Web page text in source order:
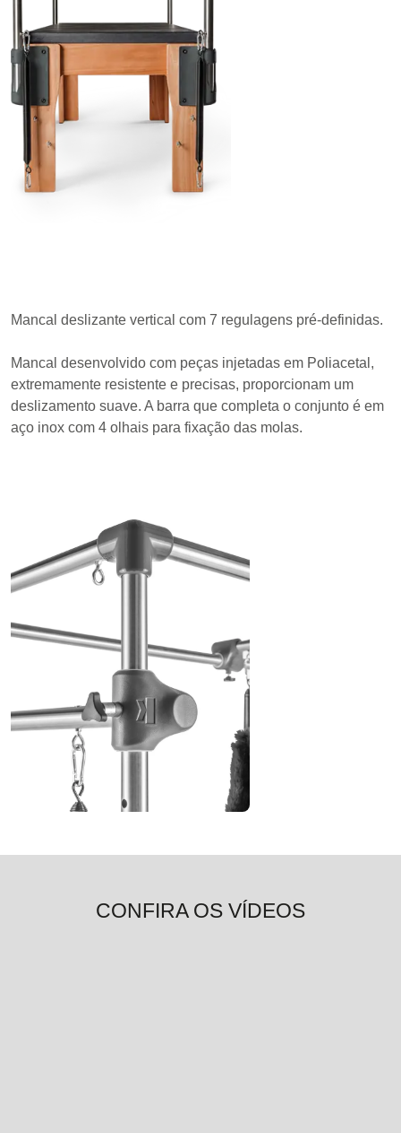
Mancal deslizante vertical com 7 regulagens pré-definidas.
Mancal desenvolvido com peças injetadas em Poliacetal,
extremamente resistente e precisas, proporcionam um
deslizamento suave. A barra que completa o conjunto é em
aço inox com 4 olhais para fixação das molas.
CONFIRA OS VÍDEOS